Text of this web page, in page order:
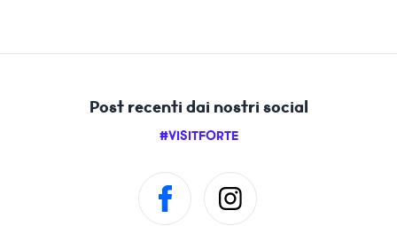
Post recenti dai nostri social
#VISITFORTE